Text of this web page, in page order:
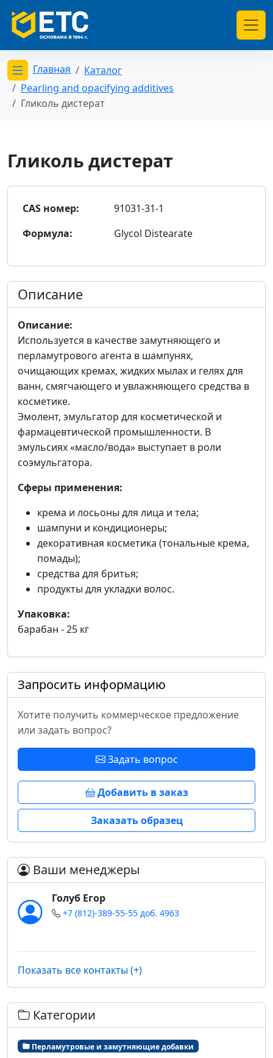
Открыть меню категорий
Главная
Каталог
Pearling and opacifying additives
Гликоль дистерат
Гликоль дистерат
CAS номер:
91031-31-1
Формула:
Glycol Distearate
Описание
Описание:
Используется в качестве замутняющего и
перламутрового агента в шампунях,
очищающих кремах, жидких мылах и гелях для
ванн, смягчающего и увлажняющего средства в
косметике.
Эмолент, эмульгатор для косметической и
фармацевтической промышленности. В
эмульсиях «масло/вода» выступает в роли
соэмульгатора.
Сферы применения:
крема и лосьоны для лица и тела;
шампуни и кондиционеры;
декоративная косметика (тональные крема,
помады);
средства для бритья;
продукты для укладки волос.
Упаковка:
барабан - 25 кг
Запросить информацию
Хотите получить коммерческое предложение
или задать вопрос?
Задать вопрос
Добавить в заказ
Заказать образец
Ваши менеджеры
Голуб Егор
+7 (812)-389-55-55 доб. 4963
Показать все контакты (+)
Категории
Перламутровые и замутняющие добавки